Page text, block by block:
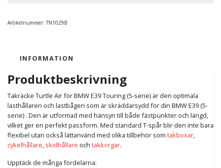
Artikelnummer: TN1029B
INFORMATION
Produktbeskrivning
Takräcke Turtle Air för BMW E39 Touring (5-serie) är den optimala
lasthållaren och lastbågen som är skräddarsydd för din BMW E39 (5-
serie) . Den är utformad med hänsyn till både fästpunkter och längd,
vilket ger en perfekt passform. Med standard T-spår blir den inte bara
flexibel utan också lättanvänd med olika tillbehör som takboxar,
cykelhållare, skidhållare och takkorgar.
Upptäck de många fördelarna: